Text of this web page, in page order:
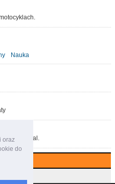
oraz
do
Nauka
portal.